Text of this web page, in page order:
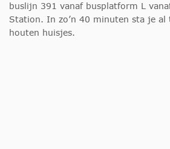
buslijn 391 vanaf busplatform L
Station. In zo’n 40 minuten sta je al
houten huisjes.